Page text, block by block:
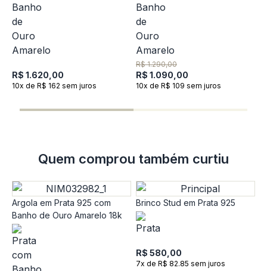
R$ 1.620,00
10x de R$ 162 sem juros
R$ 1.290,00
R$ 1.090,00
10x de R$ 109 sem juros
Quem comprou também curtiu
Argola em Prata 925 com
Banho de Ouro Amarelo 18k
Brinco Stud em Prata 925
R$ 580,00
7x de R$ 82.85 sem juros